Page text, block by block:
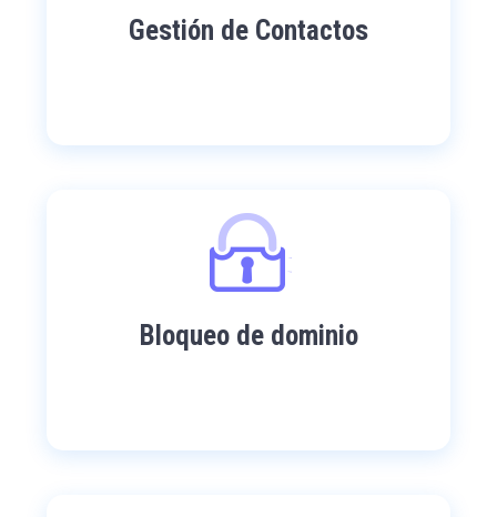
Gestión de Contactos
Bloqueo de dominio